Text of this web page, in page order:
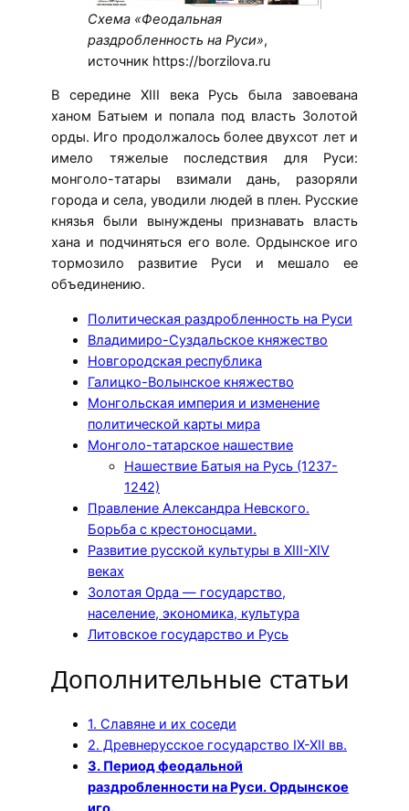
Схема «Феодальная
раздробленность на Руси»,
источник https://borzilova.ru
В середине XIII века Русь была завоевана
ханом Батыем и попала под власть Золотой
орды. Иго продолжалось более двухсот лет и
имело тяжелые последствия для Руси:
монголо-татары взимали дань, разоряли
города и села, уводили людей в плен. Русские
князья были вынуждены признавать власть
хана и подчиняться его воле. Ордынское иго
тормозило развитие Руси и мешало ее
объединению.
Политическая раздробленность на Руси
Владимиро-Суздальское княжество
Новгородская республика
Галицко-Волынское княжество
Монгольская империя и изменение
политической карты мира
Монголо-татарское нашествие
Нашествие Батыя на Русь (1237-
1242)
Правление Александра Невского.
Борьба с крестоносцами.
Развитие русской культуры в XIII-XIV
веках
Золотая Орда — государство,
население, экономика, культура
Литовское государство и Русь
Дополнительные статьи
1. Славяне и их соседи
2. Древнерусское государство IX-XII вв.
3. Период феодальной
раздробленности на Руси. Ордынское